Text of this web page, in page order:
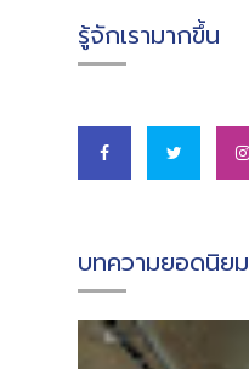
รู้จักเรามากขึ้น
บทความยอดนิยม